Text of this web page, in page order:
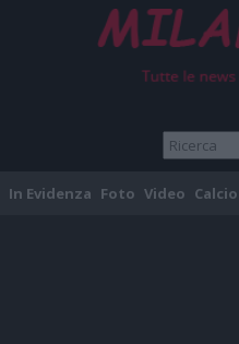
In Evidenza Foto Video Calcio